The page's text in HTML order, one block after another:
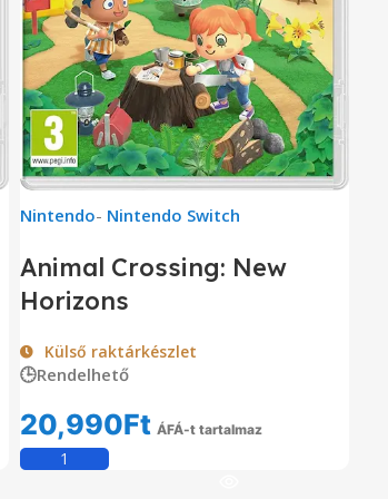
Nintendo- Nintendo Switch
Animal Crossing: New
Horizons
Külső raktárkészlet
🕒Rendelhető
20,990Ft ÁFÁ-t tartalmaz